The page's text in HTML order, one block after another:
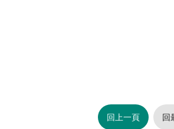
回上一頁 回